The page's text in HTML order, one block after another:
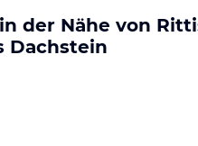
der Nähe von
Dachstein